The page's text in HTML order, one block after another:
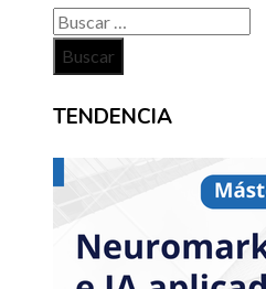
Buscar:
TENDENCIA